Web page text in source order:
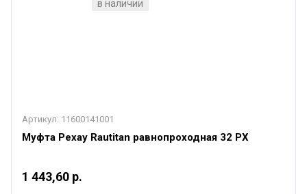
в наличии
Артикул: 11600141001
Муфта Рехау Rautitan равнопроходная 32 PХ
1 443,60 р.